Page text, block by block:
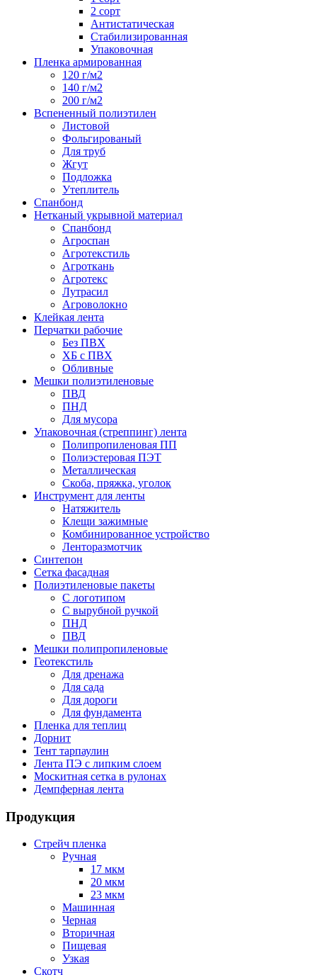
2 сорт
Антистатическая
Стабилизированная
Упаковочная
Пленка армированная
120 г/м2
140 г/м2
200 г/м2
Вспененный полиэтилен
Листовой
Фольгированый
Для труб
Жгут
Подложка
Утеплитель
Спанбонд
Нетканый укрывной материал
Спанбонд
Агроспан
Агротекстиль
Агроткань
Агротекс
Лутрасил
Агроволокно
Клейкая лента
Перчатки рабочие
Без ПВХ
ХБ с ПВХ
Обливные
Мешки полиэтиленовые
ПВД
ПНД
Для мусора
Упаковочная (стреппинг) лента
Полипропиленовая ПП
Полиэстеровая ПЭТ
Металлическая
Скоба, пряжка, уголок
Инструмент для ленты
Натяжитель
Клещи зажимные
Комбинированное устройство
Ленторазмотчик
Синтепон
Сетка фасадная
Полиэтиленовые пакеты
С логотипом
С вырубной ручкой
ПНД
ПВД
Мешки полипропиленовые
Геотекстиль
Для дренажа
Для сада
Для дороги
Для фундамента
Пленка для теплиц
Дорнит
Тент тарпаулин
Лента ПЭ с липким слоем
Москитная сетка в рулонах
Демпферная лента
Продукция
Стрейч пленка
Ручная
17 мкм
20 мкм
23 мкм
Машинная
Черная
Вторичная
Пищевая
Узкая
Скотч